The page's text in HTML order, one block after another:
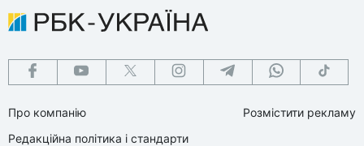
Про компанію
Редакційна політика і стандарти
Розмістити рекламу